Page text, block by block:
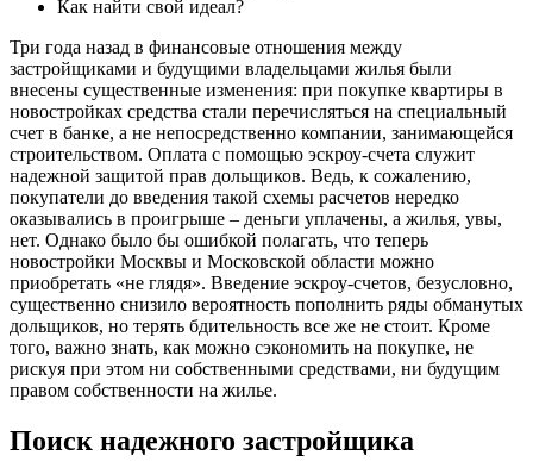
Как найти свой идеал?
Три года назад в финансовые отношения между
застройщиками и будущими владельцами жилья были
внесены существенные изменения: при покупке квартиры в
новостройках средства стали перечисляться на специальный
счет в банке, а не непосредственно компании, занимающейся
строительством. Оплата с помощью эскроу-счета служит
надежной защитой прав дольщиков. Ведь, к сожалению,
покупатели до введения такой схемы расчетов нередко
оказывались в проигрыше – деньги уплачены, а жилья, увы,
нет. Однако было бы ошибкой полагать, что теперь
новостройки Москвы и Московской области можно
приобретать «не глядя». Введение эскроу-счетов, безусловно,
существенно снизило вероятность пополнить ряды обманутых
дольщиков, но терять бдительность все же не стоит. Кроме
того, важно знать, как можно сэкономить на покупке, не
рискуя при этом ни собственными средствами, ни будущим
правом собственности на жилье.
Поиск надежного застройщика